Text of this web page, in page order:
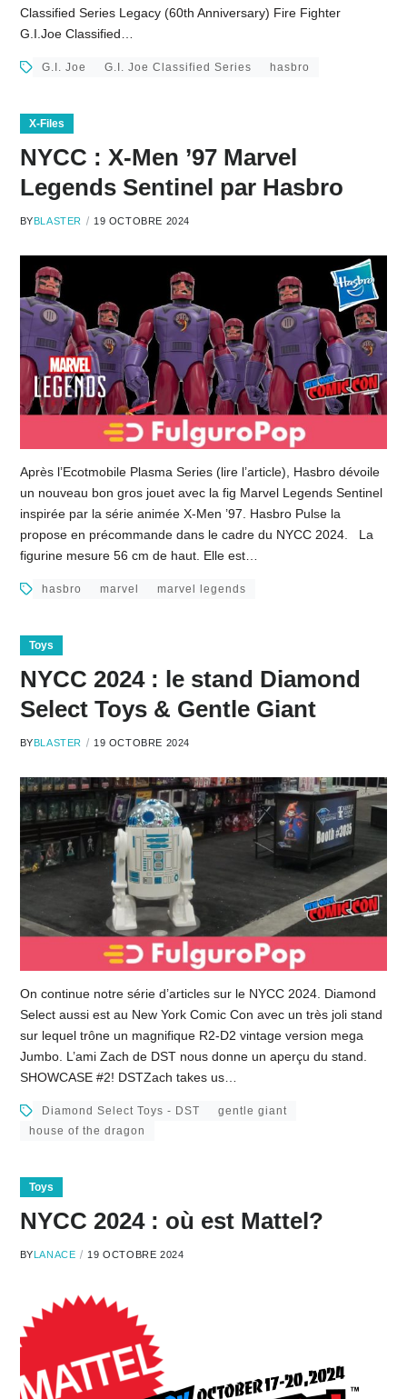
Classified Series Legacy (60th Anniversary) Fire Fighter
G.I.Joe Classified…
G.I. Joe G.I. Joe Classified Series hasbro
X-Files
NYCC : X-Men ’97 Marvel
Legends Sentinel par Hasbro
BYBLASTER 19 OCTOBRE 2024
Après l’Ecotmobile Plasma Series (lire l’article), Hasbro dévoile
un nouveau bon gros jouet avec la fig Marvel Legends Sentinel
inspirée par la série animée X-Men ’97. Hasbro Pulse la
propose en précommande dans le cadre du NYCC 2024. La
figurine mesure 56 cm de haut. Elle est…
hasbro marvel marvel legends
Toys
NYCC 2024 : le stand Diamond
Select Toys & Gentle Giant
BYBLASTER 19 OCTOBRE 2024
On continue notre série d’articles sur le NYCC 2024. Diamond
Select aussi est au New York Comic Con avec un très joli stand
sur lequel trône un magnifique R2-D2 vintage version mega
Jumbo. L’ami Zach de DST nous donne un aperçu du stand.
SHOWCASE #2! DSTZach takes us…
Diamond Select Toys - DST
gentle giant
house of the dragon
Toys
NYCC 2024 : où est Mattel?
BYLANACE 19 OCTOBRE 2024